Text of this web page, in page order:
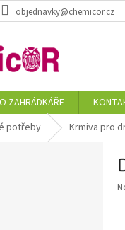
objednavky@chemicor.cz
ZAHRÁDKÁŘE
potřeby Krmiva pro